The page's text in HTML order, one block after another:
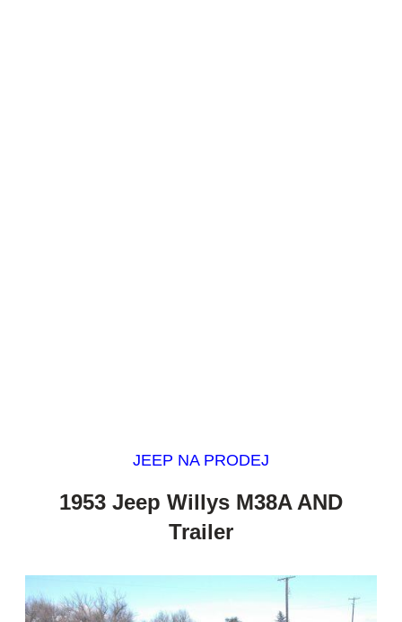
JEEP NA PRODEJ
1953 Jeep Willys M38A AND
Trailer